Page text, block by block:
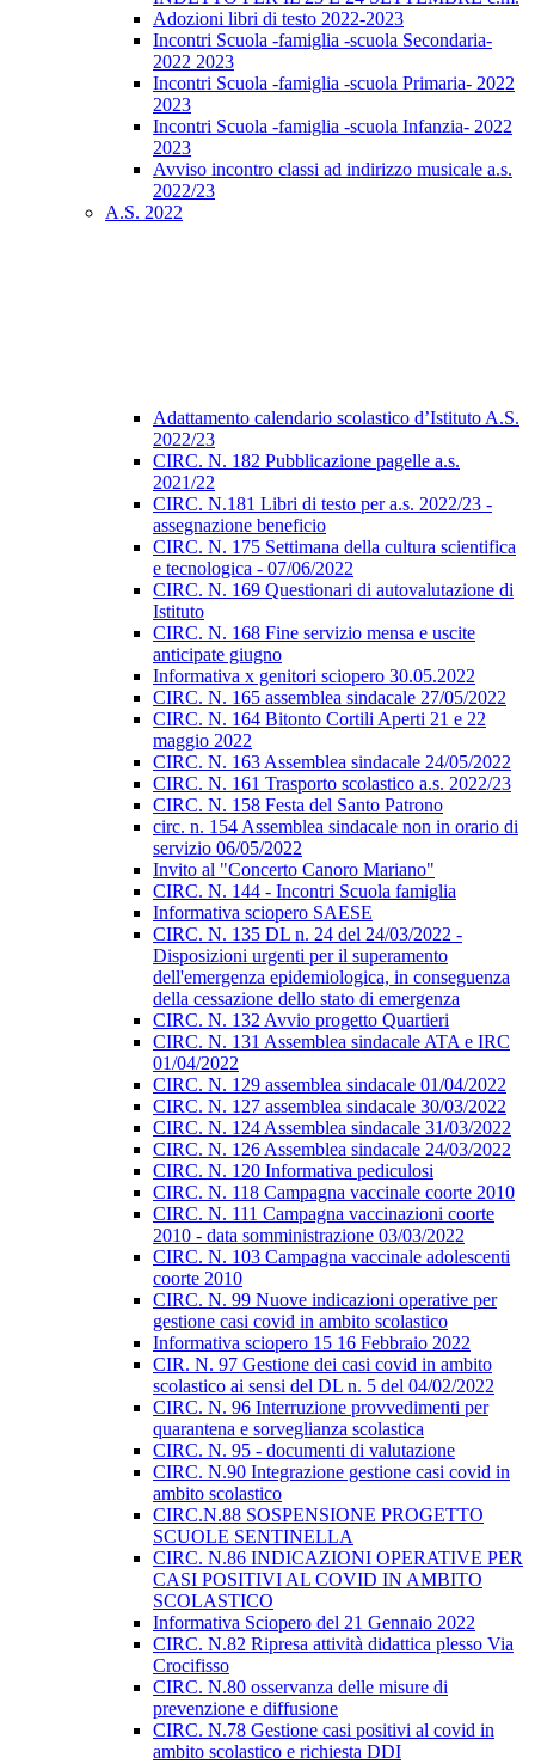
Adozioni libri di testo 2022-2023
Incontri Scuola -famiglia -scuola Secondaria-
2022 2023
Incontri Scuola -famiglia -scuola Primaria- 2022
2023
Incontri Scuola -famiglia -scuola Infanzia- 2022
2023
Avviso incontro classi ad indirizzo musicale a.s.
2022/23
A.S. 2022
Adattamento calendario scolastico d’Istituto A.S.
2022/23
CIRC. N. 182 Pubblicazione pagelle a.s.
2021/22
CIRC. N.181 Libri di testo per a.s. 2022/23 -
assegnazione beneficio
CIRC. N. 175 Settimana della cultura scientifica
e tecnologica - 07/06/2022
CIRC. N. 169 Questionari di autovalutazione di
Istituto
CIRC. N. 168 Fine servizio mensa e uscite
anticipate giugno
Informativa x genitori sciopero 30.05.2022
CIRC. N. 165 assemblea sindacale 27/05/2022
CIRC. N. 164 Bitonto Cortili Aperti 21 e 22
maggio 2022
CIRC. N. 163 Assemblea sindacale 24/05/2022
CIRC. N. 161 Trasporto scolastico a.s. 2022/23
CIRC. N. 158 Festa del Santo Patrono
circ. n. 154 Assemblea sindacale non in orario di
servizio 06/05/2022
Invito al "Concerto Canoro Mariano"
CIRC. N. 144 - Incontri Scuola famiglia
Informativa sciopero SAESE
CIRC. N. 135 DL n. 24 del 24/03/2022 -
Disposizioni urgenti per il superamento
dell'emergenza epidemiologica, in conseguenza
della cessazione dello stato di emergenza
CIRC. N. 132 Avvio progetto Quartieri
CIRC. N. 131 Assemblea sindacale ATA e IRC
01/04/2022
CIRC. N. 129 assemblea sindacale 01/04/2022
CIRC. N. 127 assemblea sindacale 30/03/2022
CIRC. N. 124 Assemblea sindacale 31/03/2022
CIRC. N. 126 Assemblea sindacale 24/03/2022
CIRC. N. 120 Informativa pediculosi
CIRC. N. 118 Campagna vaccinale coorte 2010
CIRC. N. 111 Campagna vaccinazioni coorte
2010 - data somministrazione 03/03/2022
CIRC. N. 103 Campagna vaccinale adolescenti
coorte 2010
CIRC. N. 99 Nuove indicazioni operative per
gestione casi covid in ambito scolastico
Informativa sciopero 15 16 Febbraio 2022
CIR. N. 97 Gestione dei casi covid in ambito
scolastico ai sensi del DL n. 5 del 04/02/2022
CIRC. N. 96 Interruzione provvedimenti per
quarantena e sorveglianza scolastica
CIRC. N. 95 - documenti di valutazione
CIRC. N.90 Integrazione gestione casi covid in
ambito scolastico
CIRC.N.88 SOSPENSIONE PROGETTO
SCUOLE SENTINELLA
CIRC. N.86 INDICAZIONI OPERATIVE PER
CASI POSITIVI AL COVID IN AMBITO
SCOLASTICO
Informativa Sciopero del 21 Gennaio 2022
CIRC. N.82 Ripresa attività didattica plesso Via
Crocifisso
CIRC. N.80 osservanza delle misure di
prevenzione e diffusione
CIRC. N.78 Gestione casi positivi al covid in
ambito scolastico e richiesta DDI